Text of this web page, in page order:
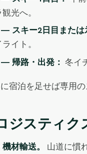
光へ。
スキー2日目または
イト。
帰路・出発： 冬イ
宿泊を足せば専用
ジスティク
材輸送。
山道に慣